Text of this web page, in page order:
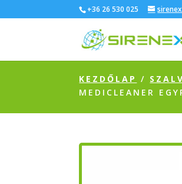
+36 26 530 025
KEZDŐLAP /
MEDICLEANER